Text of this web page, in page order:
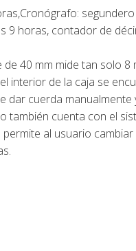
9 horas, contador de
40 mm mide tan solo 8
interior de la caja se
dar cuerda
también cuenta con el
al usuario